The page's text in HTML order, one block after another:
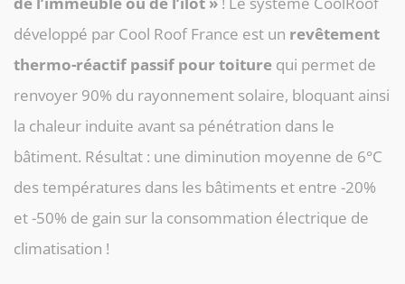
développé par Cool Roof France est un revêtement
thermo-réactif passif pour toiture qui permet de
renvoyer 90% du rayonnement solaire, bloquant ainsi
la chaleur induite avant sa pénétration dans le
bâtiment. Résultat : une diminution moyenne de 6°C
des températures dans les bâtiments et entre -20%
et -50% de gain sur la consommation électrique de
climatisation !